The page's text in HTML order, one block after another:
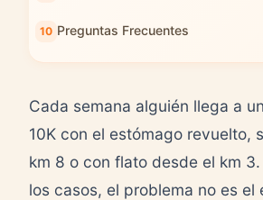
Preguntas Frecuentes
Cada semana alguién llega a
10K con el estómago revuelto,
km 8 o con flato desde el km
los casos, el problema no es el